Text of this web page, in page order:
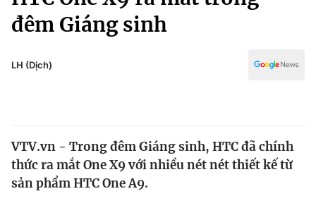
Chính trị
Thế giới
Truyền hình
Văn hóa - Giải trí
Đời sống
đêm Giáng sinh
LH (Dịch)
VTV.vn - Trong đêm Giáng sinh, HTC đã chính
thức ra mắt One X9 với nhiều nét nét thiết kế từ
sản phẩm HTC One A9.